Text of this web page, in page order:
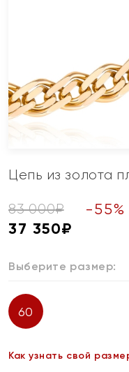
Цепь из золота
83 000₽ -55%
37 350₽
Выберите размер:
60
Как узнать свой